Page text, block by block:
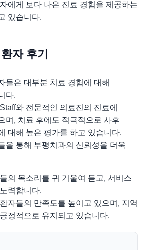
에게 보다 나은 진료 경험을 제공하는
있습니다.
자 후기
들은 대부분 치료 경험에 대해
다.
와 전문적인 의료진의 진료에
며, 치료 후에도 적극적으로 사후
대해 높은 평가를 하고 있습니다.
을 통해 부평치과의 신뢰성을 더욱
의 목소리를 귀 기울여 듣고, 서비스
력합니다.
자들의 만족도를 높이고 있으며, 지역
정적으로 유지되고 있습니다.